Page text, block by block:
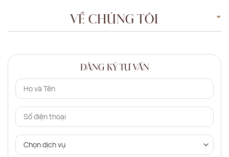
VỀ CHÚNG TÔI
ĐĂNG KÝ TƯ VẤN